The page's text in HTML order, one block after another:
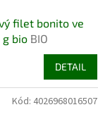
filet bonito ve
g bio BIO
DETAIL
Kód: 4026968016507